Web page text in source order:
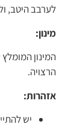
לערבב היטב,
מינון:
הרצויה.
אזהרות:
יש